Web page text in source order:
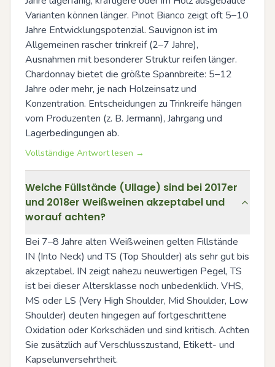
Varianten können länger. Pinot Bianco zeigt oft 5–10
Jahre Entwicklungspotenzial. Sauvignon ist im
Allgemeinen rascher trinkreif (2–7 Jahre),
Ausnahmen mit besonderer Struktur reifen länger.
Chardonnay bietet die größte Spannbreite: 5–12
Jahre oder mehr, je nach Holzeinsatz und
Konzentration. Entscheidungen zu Trinkreife hängen
vom Produzenten (z. B. Jermann), Jahrgang und
Lagerbedingungen ab.
Vollständige Antwort lesen →
Welche Füllstände (Ullage) sind bei 2017er
und 2018er Weißweinen akzeptabel und
worauf achten?
Bei 7–8 Jahre alten Weißweinen gelten Fillstände
IN (Into Neck) und TS (Top Shoulder) als sehr gut bis
akzeptabel. IN zeigt nahezu neuwertigen Pegel, TS
ist bei dieser Altersklasse noch unbedenklich. VHS,
MS oder LS (Very High Shoulder, Mid Shoulder, Low
Shoulder) deuten hingegen auf fortgeschrittene
Oxidation oder Korkschäden und sind kritisch. Achten
Sie zusätzlich auf Verschlusszustand, Etikett- und
Kapselunversehrtheit.